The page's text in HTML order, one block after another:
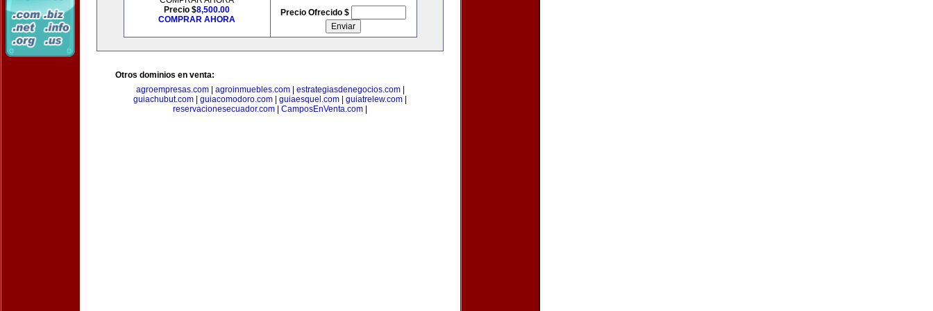
Precio $8,500.00
COMPRAR AHORA
Precio Ofrecido $
Otros dominios en venta:
agroempresas.com| agroinmuebles.com| estrategiasdenegocios.com|
guiachubut.com
guiacomodoro.com guiaesquel.com guiatrelew.com
reservacionesecuador.com
CamposEnVenta.com